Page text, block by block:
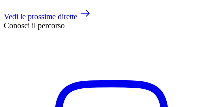
Vedi le prossime dirette
Conosci il percorso